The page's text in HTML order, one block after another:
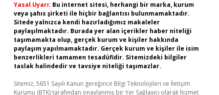
Yasal Uyarı: Bu internet sitesi, herhangi bir marka, kurum
veya şahıs şirketi ile hiçbir bağlantısı bulunmamaktadır.
Sitede yalnızca kendi hazırladığımız makaleler
paylaşılmaktadır. Burada yer alan içerikler haber niteliği
taşımamakta olup, gerçek kurum ve kişiler hakkında
paylaşım yapılmamaktadır. Gerçek kurum ve kişiler ile isim
benzerlikleri tamamen tesadüfidir. Sitemizdeki bilgiler
taslak halindedir ve tavsiye niteliği taşımazlar.
Sitemiz, 5651 Sayılı Kanun gereğince Bilgi Teknolojileri ve İletişim
Kurumu (BTK) tarafından onaylanmış bir Yer Sağlayıcı olarak hizmet